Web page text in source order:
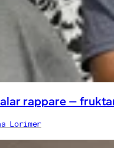
rappare –
Lorimer